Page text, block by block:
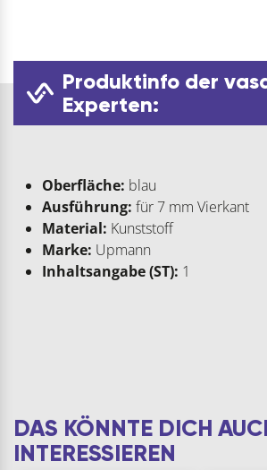
Produktinfo der
Experten:
Oberfläche: blau
Ausführung: für 7 mm Vierkant
Material: Kunststoff
Marke: Upmann
Inhaltsangabe (ST): 1
DAS KÖNNTE DICH
INTERESSIEREN